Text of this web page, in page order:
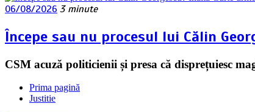
06/08/2026 3 minute
Începe sau nu procesul lui Călin
CSM acuză politicienii și presa că disprețuiesc
Prima pagină
Justitie